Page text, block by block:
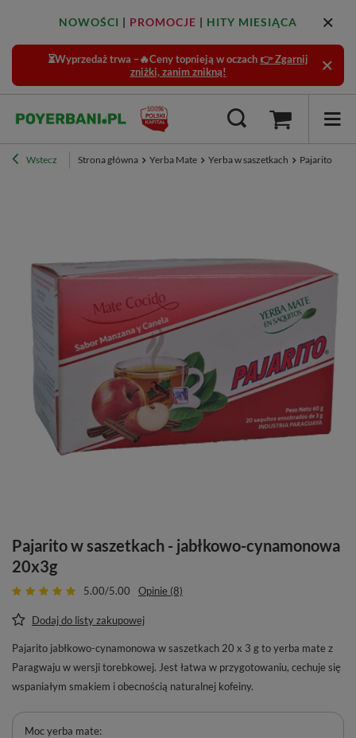
NOWOŚCI | PROMOCJE | HITY MIESIĄCA
⏳Wyprzedaż trwa –🔥Ceny topnieją w oczach 👉 Zgarnij
zniżki, zanim znikną!
Wstecz Strona główna Yerba Mate Yerba w saszetkach Pajarito w
Pajarito w saszetkach - jabłkowo-cynamonowa
20x3g
5.00/5.00 Opinie (8)
Dodaj do listy zakupowej
Pajarito jabłkowo-cynamonowa w saszetkach 20 x 3 g to yerba mate z
Paragwaju w wersji torebkowej. Jest łatwa w przygotowaniu, cechuje się
wspaniałym smakiem i obecnością naturalnej kofeiny.
Moc yerba mate